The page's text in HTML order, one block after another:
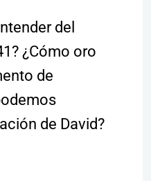
del
¿Cómo oro
de
de David?